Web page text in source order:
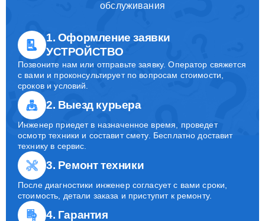
обслуживания
1. Оформление заявки
УСТРОЙСТВО
Позвоните нам или отправьте заявку. Оператор свяжется
с вами и проконсультирует по вопросам стоимости,
сроков и условий.
2. Выезд курьера
Инженер приедет в назначенное время, проведет
осмотр техники и составит смету. Бесплатно доставит
технику в сервис.
3. Ремонт техники
После диагностики инженер согласует с вами сроки,
стоимость, детали заказа и приступит к ремонту.
4. Гарантия